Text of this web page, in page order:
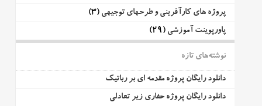
پروژه های کارآفرینی و طرحهای توجیهی (3)
پاورپوینت آموزشی (29)
نوشته‌های تازه
دانلود رایگان پروژه مقدمه ای بر رباتیک
دانلود رایگان پروژه حفاری زیر تعادلی